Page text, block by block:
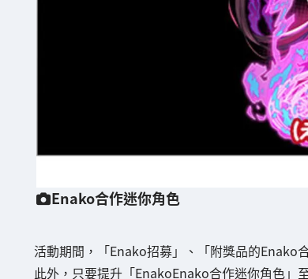
Enako合作迷你角色
活動期間，「Enako招募」、「附獎品的Enako
此外，只要提升「EnakoEnako合作迷你角色」